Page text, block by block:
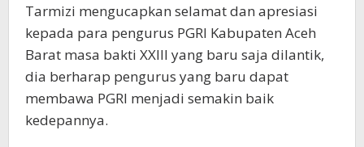
Tarmizi mengucapkan selamat dan apresiasi
kepada para pengurus PGRI Kabupaten Aceh
Barat masa bakti XXIII yang baru saja dilantik,
dia berharap pengurus yang baru dapat
membawa PGRI menjadi semakin baik
kedepannya.